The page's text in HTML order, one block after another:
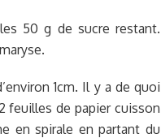
50 g de sucre restant.
1cm. Il y a de quoi
feuilles de papier cuisson
en spirale en partant du